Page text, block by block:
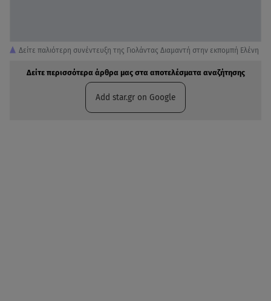
Δείτε παλιότερη συνέντευξη της Γιολάντας Διαμαντή στην εκπομπή Ελένη
Δείτε περισσότερα άρθρα μας στα αποτελέσματα αναζήτησης
Add star.gr on Google